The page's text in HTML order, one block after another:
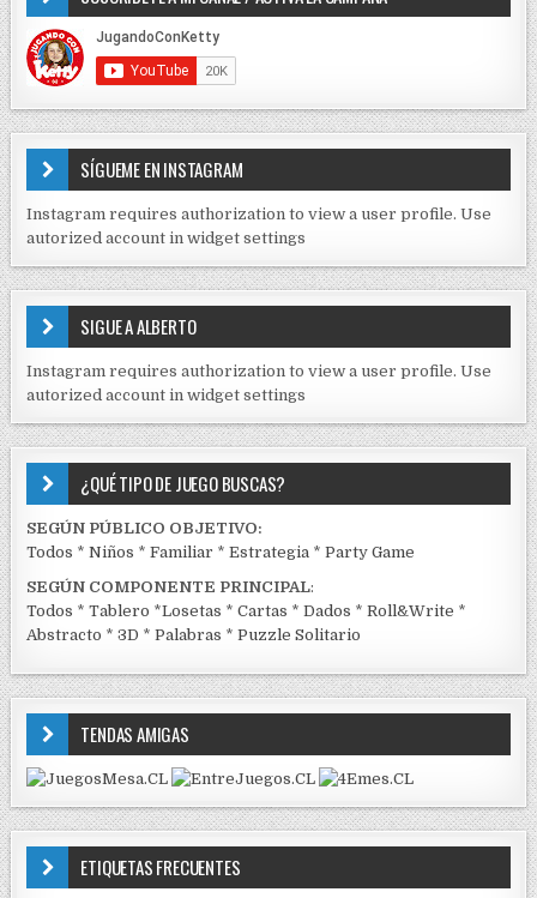
D
E
C
N
T
I
D
S
E
J
C
K
SÍGUEME EN INSTAGRAM
Instagram requires authorization to view a user profile. Use
autorized account in widget settings
SIGUE A ALBERTO
Instagram requires authorization to view a user profile. Use
autorized account in widget settings
¿QUÉ TIPO DE JUEGO BUSCAS?
SEGÚN PÚBLICO OBJETIVO:
Todos *Niños *Familiar *Estrategia *Party Game
SEGÚN COMPONENTE PRINCIPAL:
Todos *Tablero *Losetas *Cartas *Dados *Roll&Write *
Abstracto *3D *Palabras *Puzzle Solitario
TENDAS AMIGAS
ETIQUETAS FRECUENTES